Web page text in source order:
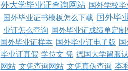
外大学毕业证查询网站 国外学校
国外毕业证书模板怎么下载 国外毕
业证怎么查询
国外毕业证成绩单定
国外毕业证样本
国外毕业证电子版
毕业证真假 学位文 凭 德国大学留服
网站 文凭查询网站 文凭真伪查询 本